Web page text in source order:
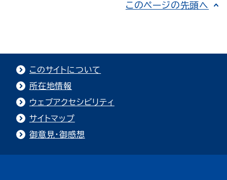
このページの先頭へ
このサイトについて
所在地情報
ウェブアクセシビリティ
サイトマップ
御意見・御感想